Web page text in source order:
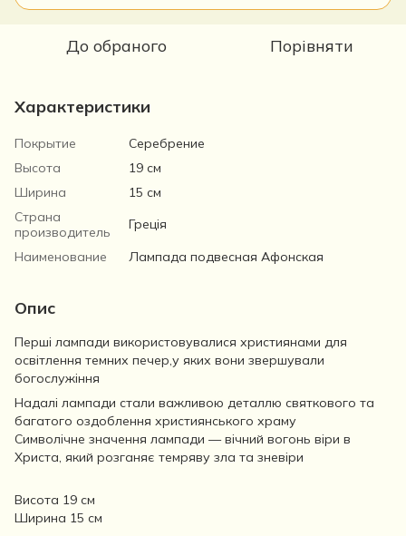
До обраного Порівняти
Характеристики
Покрытие
Серебрение
Высота
19 см
Ширина
15 см
Страна
производитель
Греція
Наименование
Лампада подвесная Афонская
Опис
Перші лампади використовувалися християнами для
освітлення темних печер,у яких вони звершували
богослужіння
Надалі лампади стали важливою деталлю святкового та
багатого оздоблення християнського храму
Символічне значення лампади — вічний вогонь віри в
Христа, який розганяє темряву зла та зневіри
Висота 19 см
Ширина 15 см